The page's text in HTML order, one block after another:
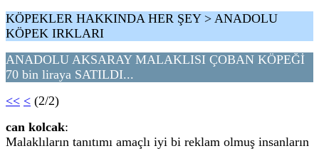
KÖPEKLER HAKKINDA HER ŞEY > ANADOLU
KÖPEK IRKLARI
ANADOLU AKSARAY MALAKLISI ÇOBAN KÖPEĞİ
70 bin liraya SATILDI...
<< < (2/2)
can kolcak:
Malaklıların tanıtımı amaçlı iyi bi reklam olmuş insanların